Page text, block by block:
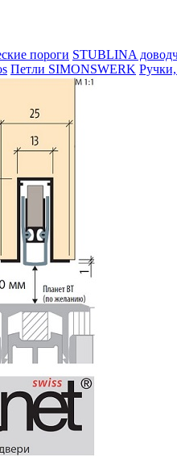
пороги STUBLINA
Петли SIMONSWERK